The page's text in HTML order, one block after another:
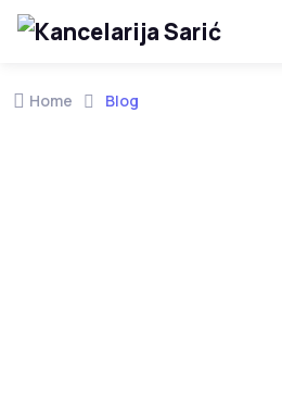
Home Blog